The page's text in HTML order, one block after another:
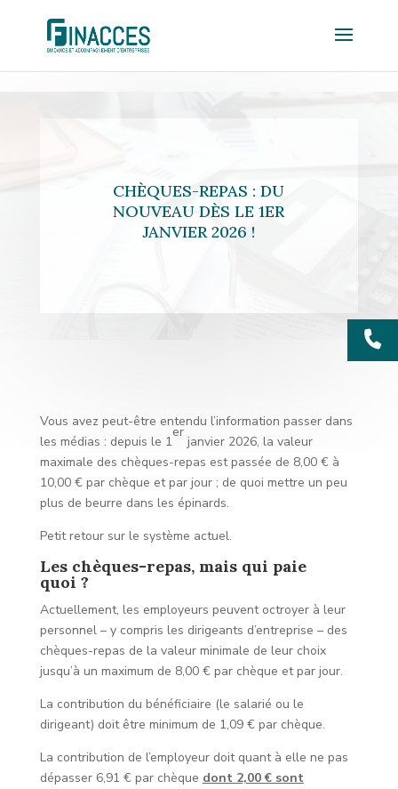
CHÈQUES-REPAS : DU
NOUVEAU DÈS LE 1ER
JANVIER 2026 !
Vous avez peut-être entendu l’information passer dans
les médias : depuis le 1
er
janvier 2026, la valeur
maximale des chèques-repas est passée de 8,00 € à
10,00 € par chèque et par jour ; de quoi mettre un peu
plus de beurre dans les épinards.
Petit retour sur le système actuel.
Les chèques-repas, mais qui paie
quoi ?
Actuellement, les employeurs peuvent octroyer à leur
personnel – y compris les dirigeants d’entreprise – des
chèques-repas de la valeur minimale de leur choix
jusqu’à un maximum de 8,00 € par chèque et par jour.
La contribution du bénéficiaire (le salarié ou le
dirigeant) doit être minimum de 1,09 € par chèque.
La contribution de l’employeur doit quant à elle ne pas
dépasser 6,91 € par chèque dont 2,00 € sont